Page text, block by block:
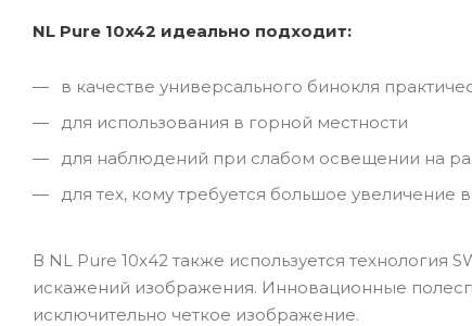
NL Pure 10x42 идеально подходит:
в качестве универсального бинокля
для использования в горной местности
для наблюдений при слабом освещении на
для тех, кому требуется большое
В NL Pure 10x42 также используется технология
искажений изображения. Инновационные
исключительно четкое изображение.